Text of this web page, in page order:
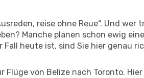
reise ohne Reue“. Und
Manche planen schon ewig
Fall heute ist, sind Sie hier genau
von Belize nach Toronto.